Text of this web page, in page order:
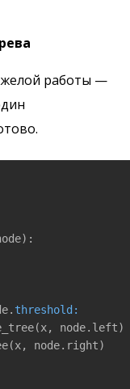
работы —
:
threshold:
node.left)
node.right)